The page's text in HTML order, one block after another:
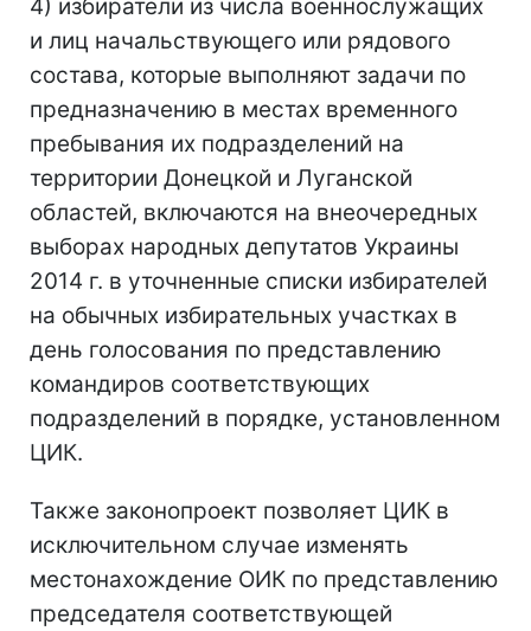
4) избиратели из числа военнослужащих
и лиц начальствующего или рядового
состава, которые выполняют задачи по
предназначению в местах временного
пребывания их подразделений на
территории Донецкой и Луганской
областей, включаются на внеочередных
выборах народных депутатов Украины
2014 г. в уточненные списки избирателей
на обычных избирательных участках в
день голосования по представлению
командиров соответствующих
подразделений в порядке, установленном
ЦИК.
Также законопроект позволяет ЦИК в
исключительном случае изменять
местонахождение ОИК по представлению
председателя соответствующей